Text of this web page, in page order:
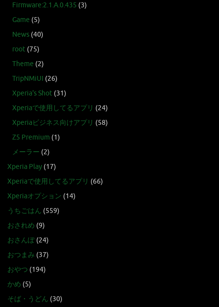
Firmware:2.1.A.0.435 (3)
Game (5)
News (40)
root (75)
Theme (2)
TripNMiUI (26)
Xperia's Shot (31)
Xperiaで使用してるアプリ (24)
Xperiaビジネス向けアプリ (58)
Z5 Premium (1)
メーラー (2)
Xperia Play (17)
Xperiaで使用してるアプリ (66)
Xperiaオプション (14)
うちごはん (559)
おされめ (9)
おさんぽ(24)
おつまみ (37)
おやつ (194)
かめ (5)
そば・うどん (30)